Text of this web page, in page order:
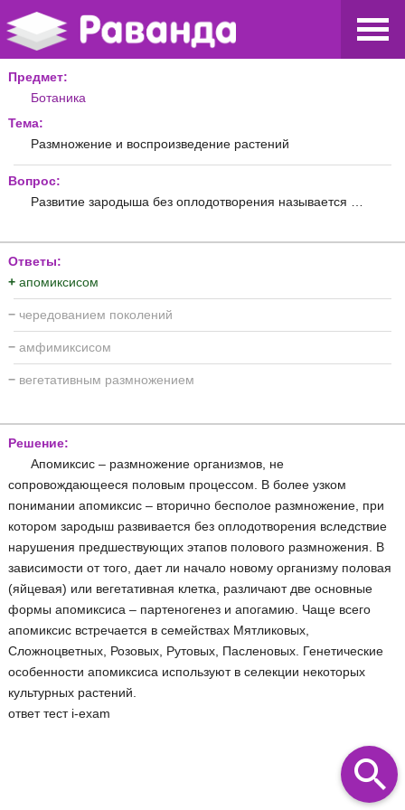
Предмет:
Ботаника
Тема:
Размножение и воспроизведение растений
Вопрос:
Развитие зародыша без оплодотворения называется …
Ответы:
+ апомиксисом
− чередованием поколений
− амфимиксисом
− вегетативным размножением
Решение:
Апомиксис – размножение организмов, не
сопровождающееся половым процессом. В более узком
понимании апомиксис – вторично бесполое размножение, при
котором зародыш развивается без оплодотворения вследствие
нарушения предшествующих этапов полового размножения. В
зависимости от того, дает ли начало новому организму половая
(яйцевая) или вегетативная клетка, различают две основные
формы апомиксиса – партеногенез и апогамию. Чаще всего
апомиксис встречается в семействах Мятликовых,
Сложноцветных, Розовых, Рутовых, Пасленовых. Генетические
особенности апомиксиса используют в селекции некоторых
культурных растений.
ответ тест i-exam